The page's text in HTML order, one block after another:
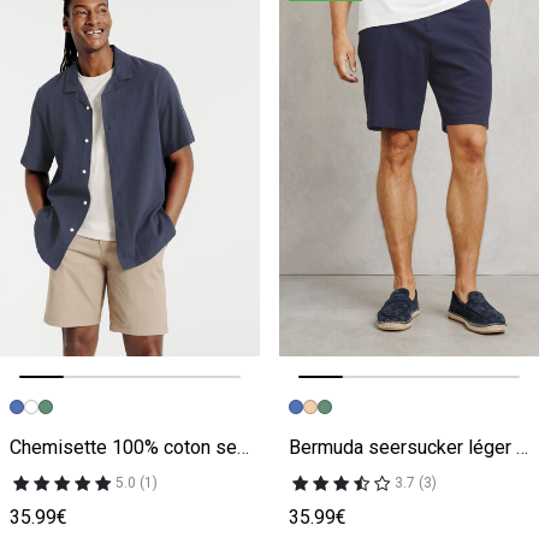
Image précédente
Image suivante
Chemisette 100% coton seersucker unie
5.0 (1)
35.99€
Image précédente
Image suivante
Bermuda seersucker léger coton majoritaire rayé
3.7 (3)
35.99€